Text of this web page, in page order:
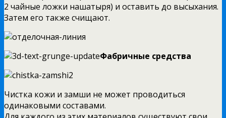
2 чайные ложки нашатыря) и оставить до высыхания.
Затем его также счищают.
Фабричные средства
Чистка кожи и замши не может проводиться
одинаковыми составами.